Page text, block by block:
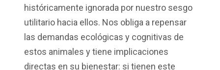
históricamente ignorada por nuestro sesgo
utilitario hacia ellos. Nos obliga a repensar
las demandas ecológicas y cognitivas de
estos animales y tiene implicaciones
directas en su bienestar: si tienen este